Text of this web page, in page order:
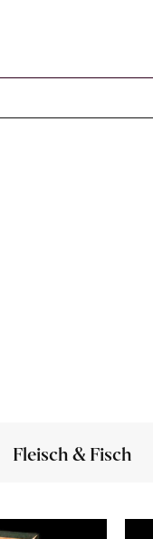
Fleisch & Fisch